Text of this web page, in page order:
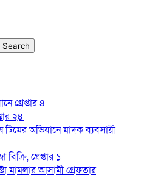
Search
গ্রেপ্তার ৪
২৪
অভিযানে মাদক ব্যবসায়ী
গ্রেপ্তার ১
মামলার আসামী গ্রেফতার